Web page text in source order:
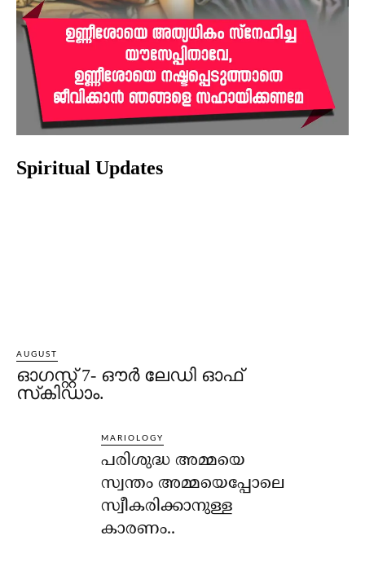
Spiritual Updates
AUGUST
ഓഗസ്റ്റ് 7- ഔര്‍ ലേഡി ഓഫ്
സ്‌കിഡാം.
MARIOLOGY
പരിശുദ്ധ അമ്മയെ
സ്വന്തം അമ്മയെപ്പോലെ
സ്വീകരിക്കാനുള്ള
കാരണം..